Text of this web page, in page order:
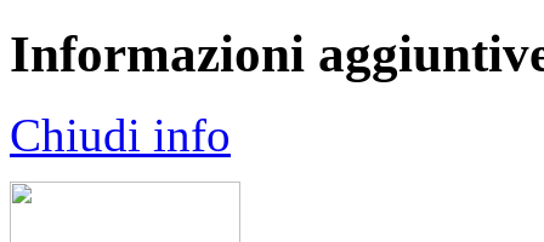
Informazioni
Chiudi info